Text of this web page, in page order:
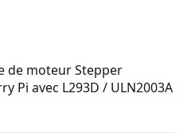
de moteur Stepper
Pi avec L293D / ULN2003A